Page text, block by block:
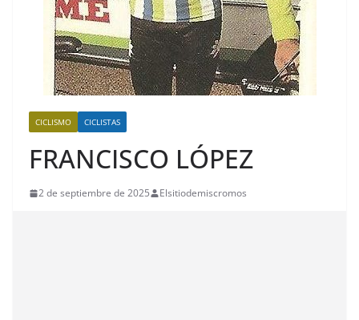
CICLISMO CICLISTAS
FRANCISCO LÓPEZ
2 de septiembre de 2025 Elsitiodemiscromos